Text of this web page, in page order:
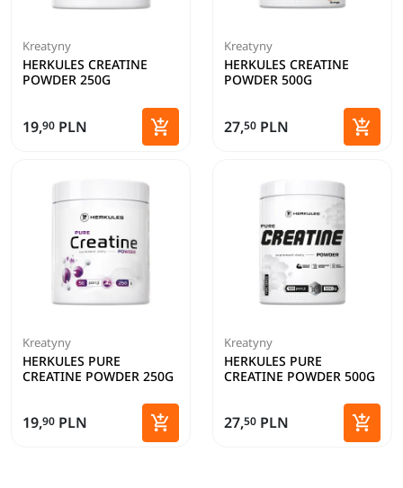
Kreatyny
HERKULES CREATINE
POWDER 250G
19,90 PLN 
Dodaj do koszyka
Kreatyny
HERKULES CREATINE
POWDER 500G
27,50 PLN 
Dodaj
Kreatyny
HERKULES PURE
CREATINE POWDER 250G
19,90 PLN 
Dodaj do koszyka
Kreatyny
HERKULES PURE
CREATINE POWDER 500G
27,50 PLN 
Dodaj